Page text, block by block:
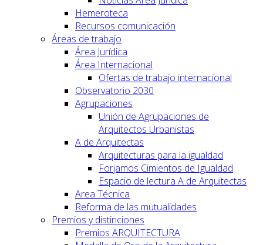
Hemeroteca
Recursos comunicación
Áreas de trabajo
Área Jurídica
Área Internacional
Ofertas de trabajo internacional
Observatorio 2030
Agrupaciones
Unión de Agrupaciones de
Arquitectos Urbanistas
A de Arquitectas
Arquitecturas para la igualdad
Forjamos Cimientos de Igualdad
Espacio de lectura A de Arquitectas
Area Técnica
Reforma de las mutualidades
Premios y distinciones
Premios ARQUITECTURA